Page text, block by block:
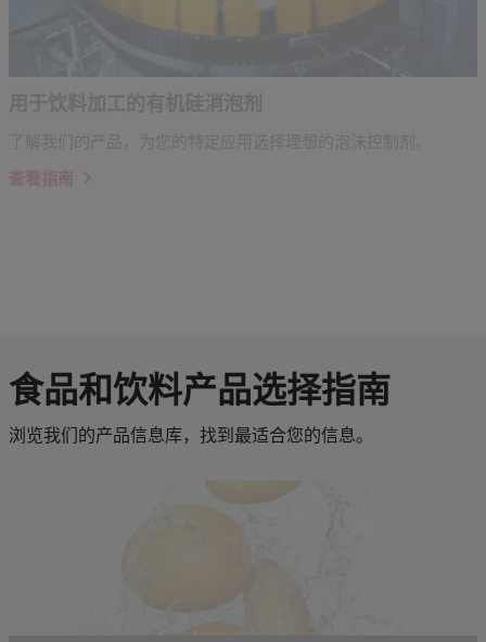
查看指南
食品和饮料产品选择指南
浏览我们的产品信息库，找到最适合您的信息。